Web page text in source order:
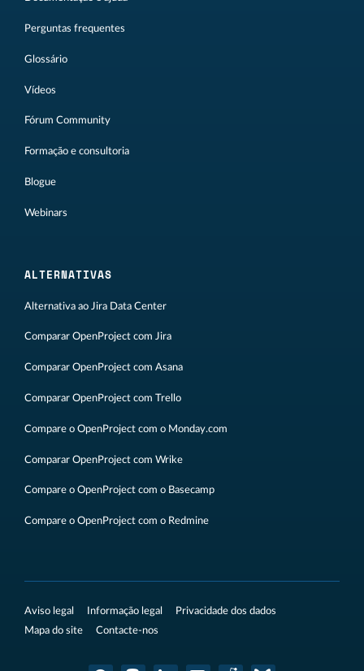
Perguntas frequentes
Glossário
Vídeos
Fórum Community
Formação e consultoria
Blogue
Webinars
ALTERNATIVAS
Alternativa ao Jira Data Center
Comparar OpenProject com Jira
Comparar OpenProject com Asana
Comparar OpenProject com Trello
Compare o OpenProject com o Monday.com
Comparar OpenProject com Wrike
Compare o OpenProject com o Basecamp
Compare o OpenProject com o Redmine
Aviso legal Informação legal
Privacidade dos dados
Mapa do site
Contacte-nos